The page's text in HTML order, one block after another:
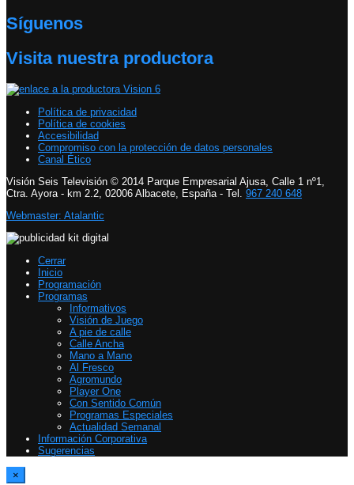
Síguenos
Visita nuestra productora
Política de privacidad
Política de cookies
Accesibilidad
Compromiso con la protección de datos personales
Canal Ético
Visión Seis Televisión © 2014 Parque Empresarial Ajusa, Calle 1 nº1,
Ctra. Ayora - km 2.2, 02006 Albacete, España - Tel. 967 240 648
Webmaster: Atalantic
Cerrar
Inicio
Programación
Programas
Informativos
Visión de Juego
A pie de calle
Calle Ancha
Mano a Mano
Al Fresco
Agromundo
Player One
Con Sentido Común
Programas Especiales
Actualidad Semanal
Información Corporativa
Sugerencias
×